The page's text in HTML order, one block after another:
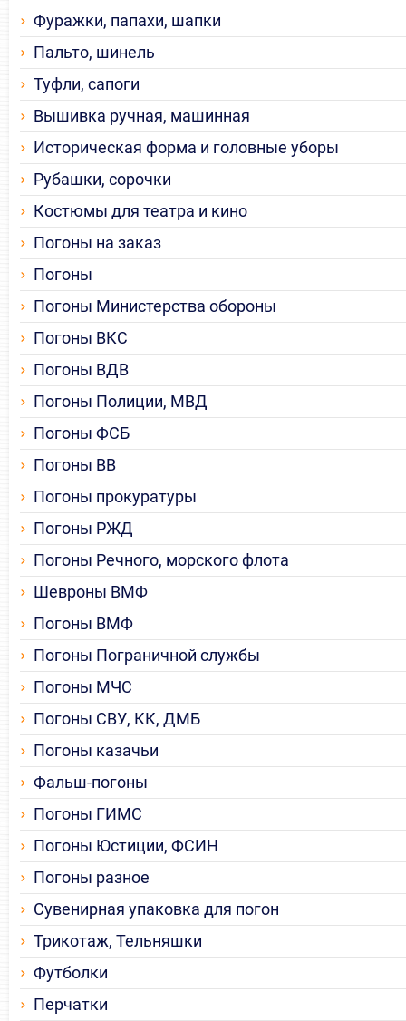
Фуражки, папахи, шапки
Пальто, шинель
Туфли, сапоги
Вышивка ручная, машинная
Историческая форма и головные уборы
Рубашки, сорочки
Костюмы для театра и кино
Погоны на заказ
Погоны
Погоны Министерства обороны
Погоны ВКС
Погоны ВДВ
Погоны Полиции, МВД
Погоны ФСБ
Погоны ВВ
Погоны прокуратуры
Погоны РЖД
Погоны Речного, морского флота
Шевроны ВМФ
Погоны ВМФ
Погоны Пограничной службы
Погоны МЧС
Погоны СВУ, КК, ДМБ
Погоны казачьи
Фальш-погоны
Погоны ГИМС
Погоны Юстиции, ФСИН
Погоны разное
Сувенирная упаковка для погон
Трикотаж, Тельняшки
Футболки
Перчатки